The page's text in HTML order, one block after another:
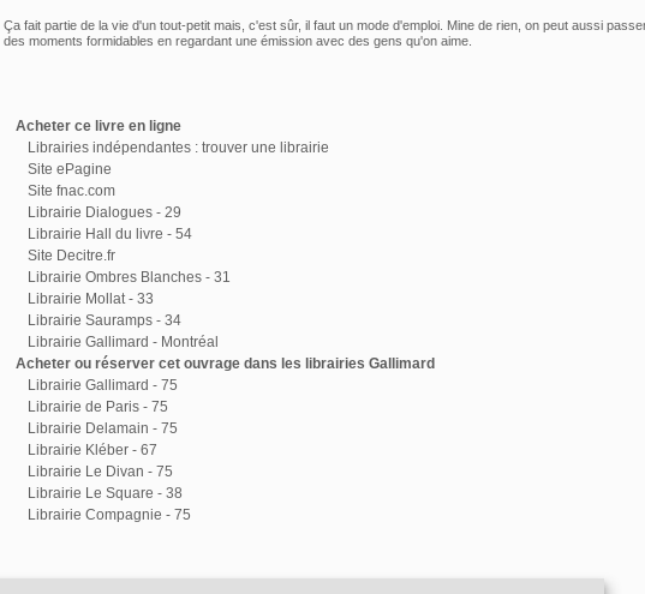
Ça fait partie de la vie d'un tout-petit mais, c'est sûr, il faut un mode d'emploi. Mine de rien, on peut aussi
des moments formidables en regardant une émission avec des gens qu'on aime.
Acheter ce livre en ligne
Librairies indépendantes : trouver une librairie
Site ePagine
Site fnac.com
Librairie Dialogues - 29
Librairie Hall du livre - 54
Site Decitre.fr
Librairie Ombres Blanches - 31
Librairie Mollat - 33
Librairie Sauramps - 34
Librairie Gallimard - Montréal
Acheter ou réserver cet ouvrage dans les librairies Gallimard
Librairie Gallimard - 75
Librairie de Paris - 75
Librairie Delamain - 75
Librairie Kléber - 67
Librairie Le Divan - 75
Librairie Le Square - 38
Librairie Compagnie - 75